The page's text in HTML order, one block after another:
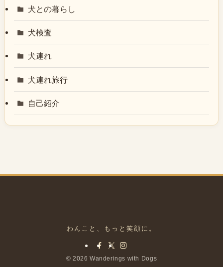
犬との暮らし
犬検査
犬連れ
犬連れ旅行
自己紹介
© 2026 Wanderings with Dogs